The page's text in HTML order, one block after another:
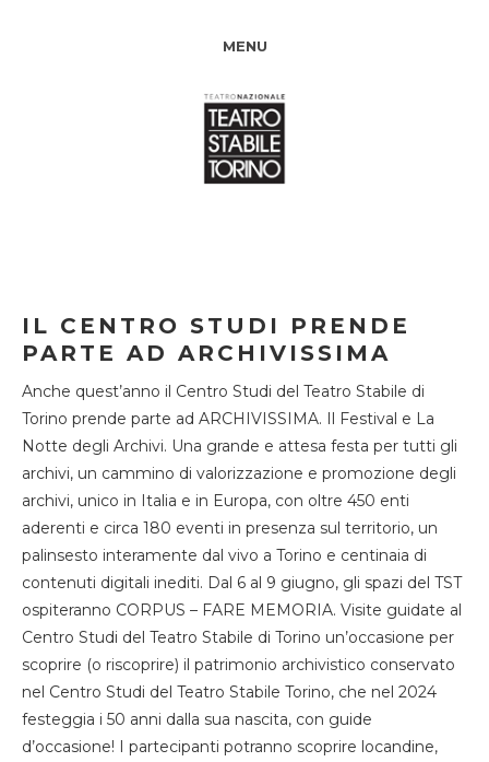
MENU
IL CENTRO STUDI PRENDE
PARTE AD ARCHIVISSIMA
Anche quest’anno il Centro Studi del Teatro Stabile di
Torino prende parte ad ARCHIVISSIMA. Il Festival e La
Notte degli Archivi. Una grande e attesa festa per tutti gli
archivi, un cammino di valorizzazione e promozione degli
archivi, unico in Italia e in Europa, con oltre 450 enti
aderenti e circa 180 eventi in presenza sul territorio, un
palinsesto interamente dal vivo a Torino e centinaia di
contenuti digitali inediti. Dal 6 al 9 giugno, gli spazi del TST
ospiteranno CORPUS – FARE MEMORIA. Visite guidate al
Centro Studi del Teatro Stabile di Torino un’occasione per
scoprire (o riscoprire) il patrimonio archivistico conservato
nel Centro Studi del Teatro Stabile Torino, che nel 2024
festeggia i 50 anni dalla sua nascita, con guide
d’occasione! I partecipanti potranno scoprire locandine,